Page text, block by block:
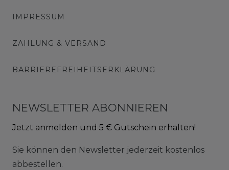
IMPRESSUM
ZAHLUNG & VERSAND
BARRIEREFREIHEITSERKLÄRUNG
NEWSLETTER ABONNIEREN
Jetzt anmelden und 5 € Gutschein erhalten!
Sie können den Newsletter jederzeit kostenlos
abbestellen.